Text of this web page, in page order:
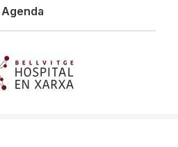
Agenda